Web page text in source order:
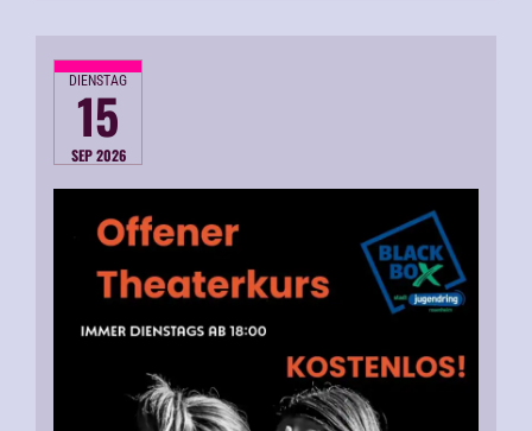
DIENSTAG
15
SEP 2026